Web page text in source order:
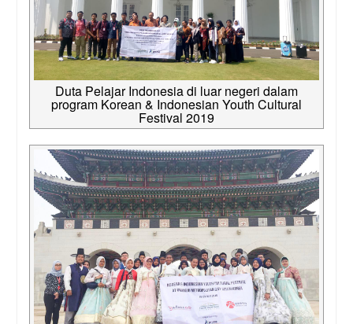
Duta Pelajar Indonesia di luar negeri dalam
program Korean & Indonesian Youth Cultural
Festival 2019